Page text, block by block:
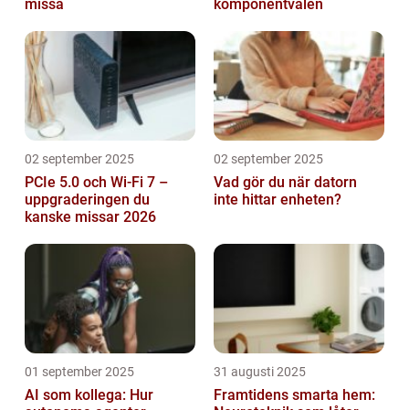
missa komponentvalen
02 september 2025
PCIe 5.0 och Wi-Fi 7 –
uppgraderingen du
kanske missar 2026
02 september 2025
Vad gör du när datorn
inte hittar enheten?
01 september 2025
AI som kollega: Hur
31 augusti 2025
Framtidens smarta hem: